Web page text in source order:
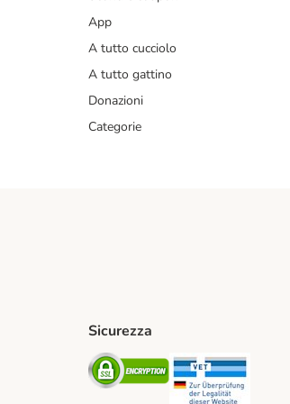
App
A tutto cucciolo
A tutto gattino
Donazioni
Categorie
Sicurezza
Security